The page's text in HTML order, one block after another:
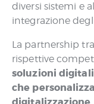
diversi sistemi e
integrazione
La partnership
rispettive
soluzioni
che